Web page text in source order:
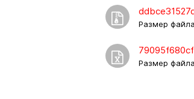
Размер
Размер